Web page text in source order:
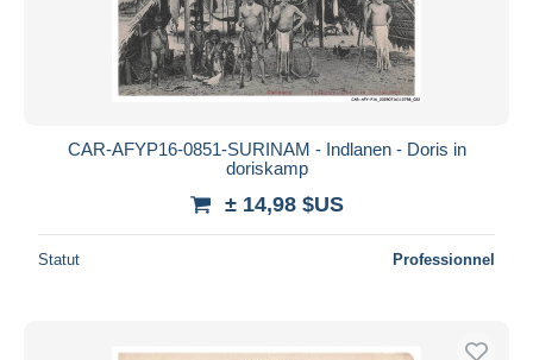
CAR-AFYP16-0851-SURINAM - Indlanen - Doris in
doriskamp
± 14,98 $US
Statut Professionnel